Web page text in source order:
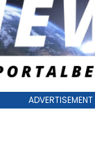
ADVERTISEMENT